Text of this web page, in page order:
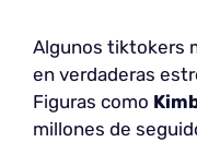
Algunos tiktokers
en verdaderas
Figuras como
millones de